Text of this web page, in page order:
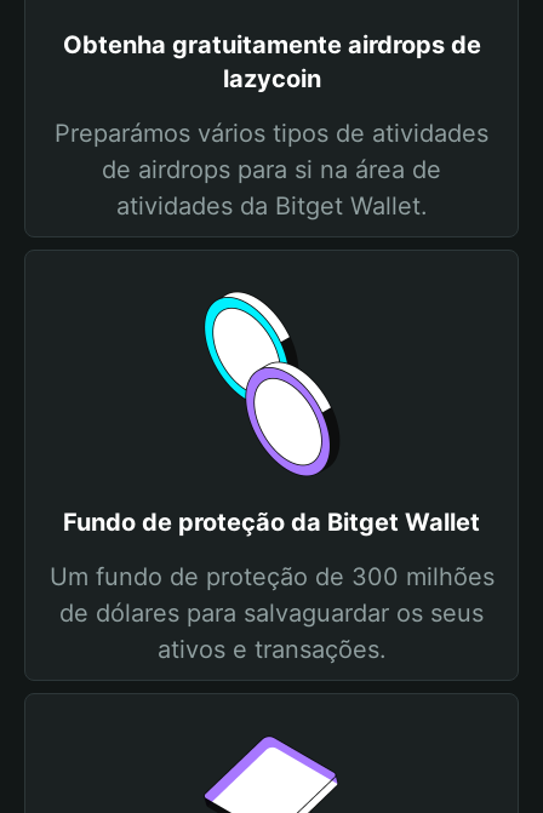
Obtenha gratuitamente airdrops de
lazycoin
Preparámos vários tipos de atividades
de airdrops para si na área de
atividades da Bitget Wallet.
Fundo de proteção da Bitget Wallet
Um fundo de proteção de 300 milhões
de dólares para salvaguardar os seus
ativos e transações.